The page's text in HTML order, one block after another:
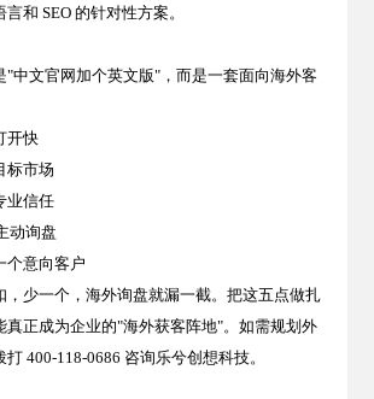
和 SEO 的针对性方案。
"中文官网加个英文版"，而是一套面向海外客
开快
标市场
业信任
动询盘
个意向客户
，少一个，海外询盘就漏一截。把这五点做扎
真正成为企业的"海外获客阵地"。如需规划外
打400-118-0686 咨询乐兮创想科技。